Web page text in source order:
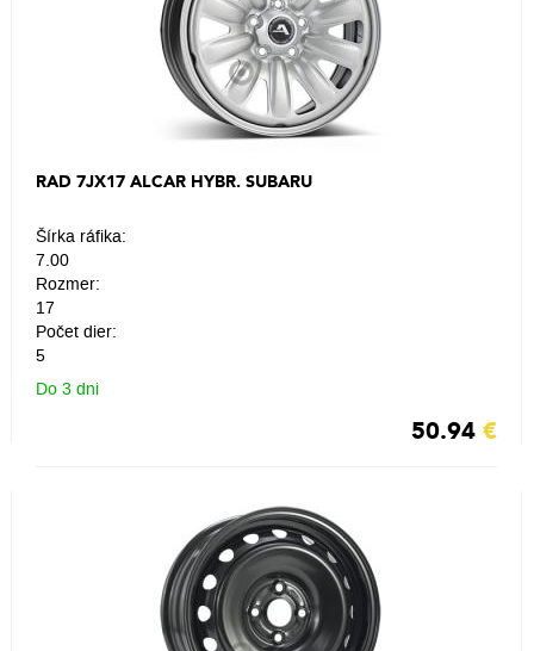
RAD 7JX17 ALCAR HYBR. SUBARU
Šírka ráfika:
7.00
Rozmer:
17
Počet dier:
5
Do 3 dni
50.94 €